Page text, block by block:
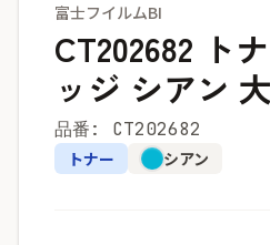
富士フイルムBI
CT202682 ト
ッジ シアン
品番: CT202682
トナー シアン